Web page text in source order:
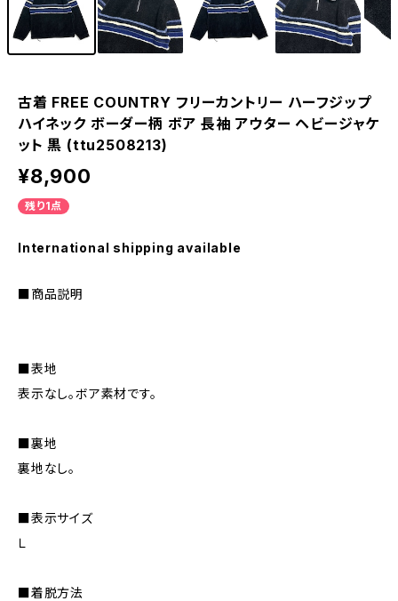
古着 FREE COUNTRY フリーカントリー ハーフジップ
ハイネック ボーダー柄 ボア 長袖 アウター ヘビージャケ
ット 黒 (ttu2508213)
¥8,900
残り1点
International shipping available
■商品説明
■表地
表示なし。ボア素材です。
■裏地
裏地なし。
■表示サイズ
Ｌ
■着脱方法